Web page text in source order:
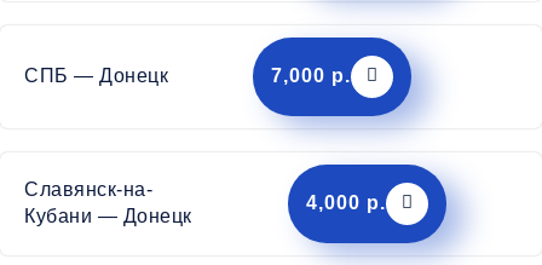
СПБ — Донецк 7,000 р.
Славянск-на-
Кубани — Донецк
4,000 р.